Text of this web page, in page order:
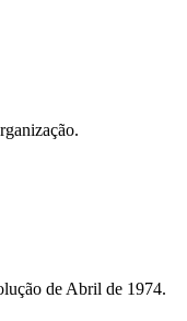
de Abril de 1974.